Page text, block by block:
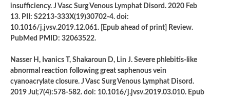
insufficiency. J Vasc Surg Venous Lymphat Disord. 2020 Feb
13. PII: S2213-333X(19)30702-4. doi:
10.1016/j.jvsv.2019.12.061. [Epub ahead of print] Review.
PubMed PMID: 32063522.
Nasser H, Ivanics T, Shakaroun D, Lin J. Severe phlebitis-like
abnormal reaction following great saphenous vein
cyanoacrylate closure. J Vasc Surg Venous Lymphat Disord.
2019 Jul;7(4):578-582. doi: 10.1016/j.jvsv.2019.03.010. Epub